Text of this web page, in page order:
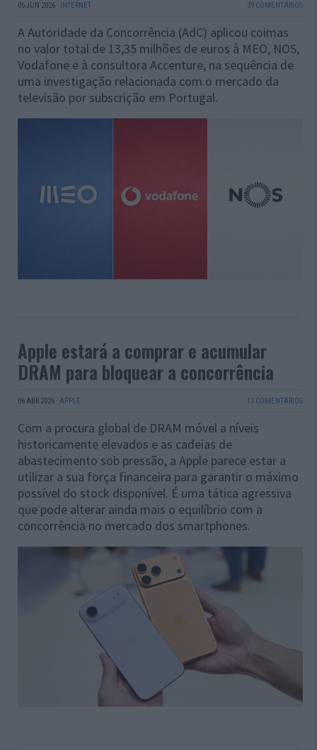
05 JUN 2026 · INTERNET 39 COMENTÁRIOS
A Autoridade da Concorrência (AdC) aplicou coimas
no valor total de 13,35 milhões de euros à MEO, NOS,
Vodafone e à consultora Accenture, na sequência de
uma investigação relacionada com o mercado da
televisão por subscrição em Portugal.
Apple estará a comprar e acumular
DRAM para bloquear a concorrência
06 ABR 2026 · APPLE 13 COMENTÁRIOS
Com a procura global de DRAM móvel a níveis
historicamente elevados e as cadeias de
abastecimento sob pressão, a Apple parece estar a
utilizar a sua força financeira para garantir o máximo
possível do stock disponível. É uma tática agressiva
que pode alterar ainda mais o equilíbrio com a
concorrência no mercado dos smartphones.